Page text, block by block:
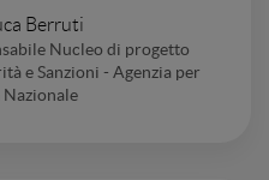
Berruti
Nucleo di progetto
e Sanzioni - Agenzia per
Nazionale